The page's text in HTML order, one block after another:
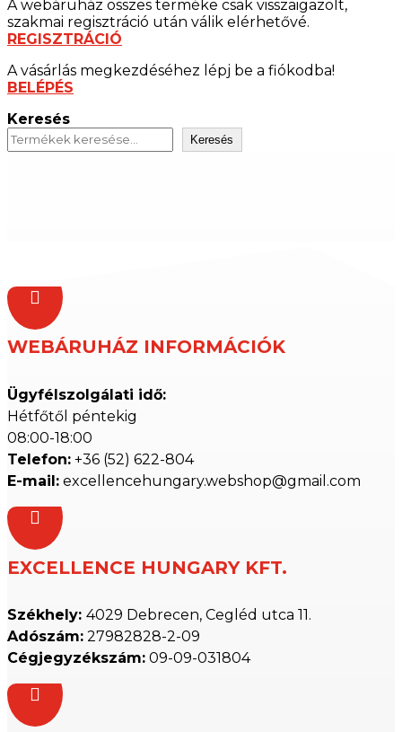
A webáruház összes terméke csak visszaigazolt,
szakmai regisztráció után válik elérhetővé.
REGISZTRÁCIÓ
A vásárlás megkezdéséhez lépj be a fiókodba!
BELÉPÉS
Keresés
Keresés

WEBÁRUHÁZ INFORMÁCIÓK
Ügyfélszolgálati idő:
Hétfőtől péntekig
08:00-18:00
Telefon: +36 (52) 622-804
E-mail: excellencehungary.webshop@gmail.com

EXCELLENCE HUNGARY KFT.
Székhely: 4029 Debrecen, Cegléd utca 11.
Adószám: 27982828-2-09
Cégjegyzékszám: 09-09-031804
